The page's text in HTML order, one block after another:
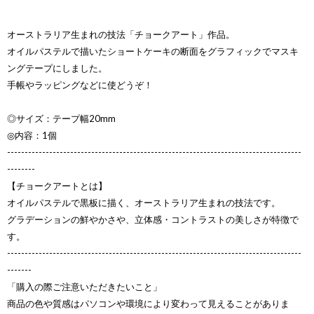
オーストラリア生まれの技法「チョークアート」作品。
オイルパステルで描いたショートケーキの断面をグラフィックでマスキ
ングテープにしました。
手帳やラッピングなどに使どうぞ！
◎サイズ：テープ幅20mm
◎内容：1個
------------------------------------------------------------------------------------
--------
【チョークアートとは】
オイルパステルで黒板に描く、オーストラリア生まれの技法です。
グラデーションの鮮やかさや、立体感・コントラストの美しさが特徴で
す。
------------------------------------------------------------------------------------
-------
「購入の際ご注意いただきたいこと」
商品の色や質感はパソコンや環境により変わって見えることがありま